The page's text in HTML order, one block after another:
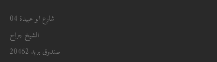
شارع ابو عبيدة 04
الشيخ جراح
صندوق بريد 20462